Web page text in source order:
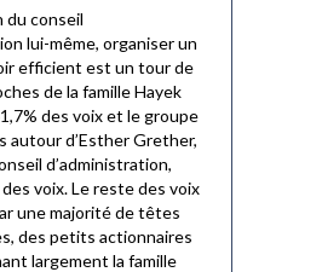
du conseil
lui-même, organiser un
efficient est un tour de
de la famille Hayek
des voix et le groupe
autour d’Esther Grether,
d’administration,
voix. Le reste des voix
une majorité de têtes
des petits actionnaires
largement la famille